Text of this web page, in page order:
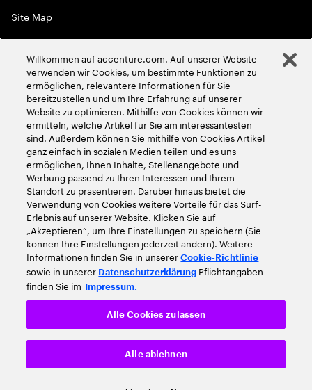
Site Map
Globale Meritokratie
2026Accenture. Alle Rechte vorbehalten
Willkommen auf accenture.com. Auf unserer Website
verwenden wir Cookies, um bestimmte Funktionen zu
ermöglichen, relevantere Informationen für Sie
bereitzustellen und um Ihre Erfahrung auf unserer
Website zu optimieren. Mithilfe von Cookies können wir
ermitteln, welche Artikel für Sie am interessantesten
sind. Außerdem können Sie mithilfe von Cookies Artikel
ganz einfach in sozialen Medien teilen und es uns
ermöglichen, Ihnen Inhalte, Stellenangebote und
Werbung passend zu Ihren Interessen und Ihrem
Standort zu präsentieren. Darüber hinaus bietet die
Verwendung von Cookies weitere Vorteile für das Surf-
Erlebnis auf unserer Website. Klicken Sie auf
„Akzeptieren“, um Ihre Einstellungen zu speichern (Sie
können Ihre Einstellungen jederzeit ändern). Weitere
Informationen finden Sie in unsererCookie-Richtlinie
sowie in unserer Datenschutzerklärung Pflichtangaben
finden Sie im Impressum.
Alle ablehnen
Alle Cookies zulassen